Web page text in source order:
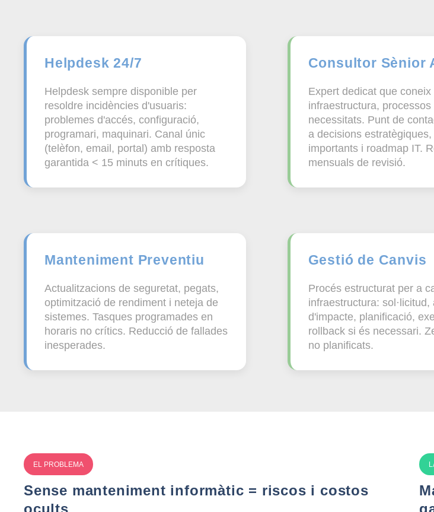
Helpdesk 24/7
Helpdesk sempre disponible per
resoldre incidències d'usuaris:
problemes d'accés, configuració,
programari, maquinari. Canal únic
(telèfon, email, portal) amb resposta
garantida < 15 minuts en crítiques.
Consultor Sènior
Expert dedicat que coneix
infraestructura, processos
necessitats. Punt de
a decisions
importants i roadmap IT.
mensuals de revisió.
Manteniment Preventiu
Actualitzacions de seguretat, pegats,
optimització de rendiment i neteja de
sistemes. Tasques programades en
horaris no crítics. Reducció de fallades
inesperades.
Gestió de Canvis
Procés estructurat per a
infraestructura: sol·licitud,
d'impacte, planificació,
rollback si és necessari.
no planificats.
EL PROBLEMA
Sense manteniment informàtic = riscos i costos
ocults